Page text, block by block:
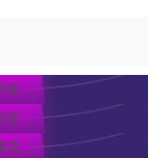
安...
定...
员...